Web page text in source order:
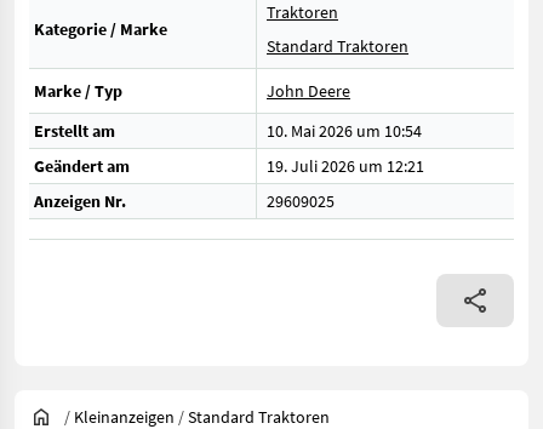
Kategorie / Marke
Traktoren
Standard Traktoren
Marke / Typ
John Deere
Erstellt am
10. Mai 2026 um 10:54
Geändert am
19. Juli 2026 um 12:21
Anzeigen Nr.
29609025
/ Kleinanzeigen /Standard Traktoren